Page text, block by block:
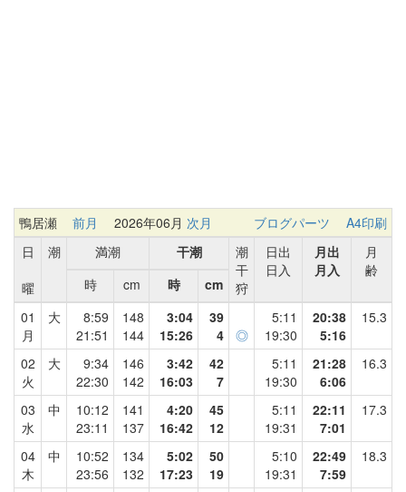
鴨居瀬 前月 2026年06月 次月 ブログパーツ
A4印刷
日
曜
潮 満潮 干潮
潮
干
狩
日出
日入
月出
月入
月
齢
時
cm 時
cm
01
月
大
8:59
21:51
148
144
3:04
15:26
39
4
◎
5:11
19:30
20:38
5:16
15.3
02
火
大
9:34
22:30
146
142
3:42
16:03
42
7
5:11
19:30
21:28
6:06
16.3
03
水
中
10:12
23:11
141
137
4:20
16:42
45
12
5:11
19:31
22:11
7:01
17.3
04
木
中
10:52
23:56
134
132
5:02
17:23
50
19
5:10
19:31
22:49
7:59
18.3